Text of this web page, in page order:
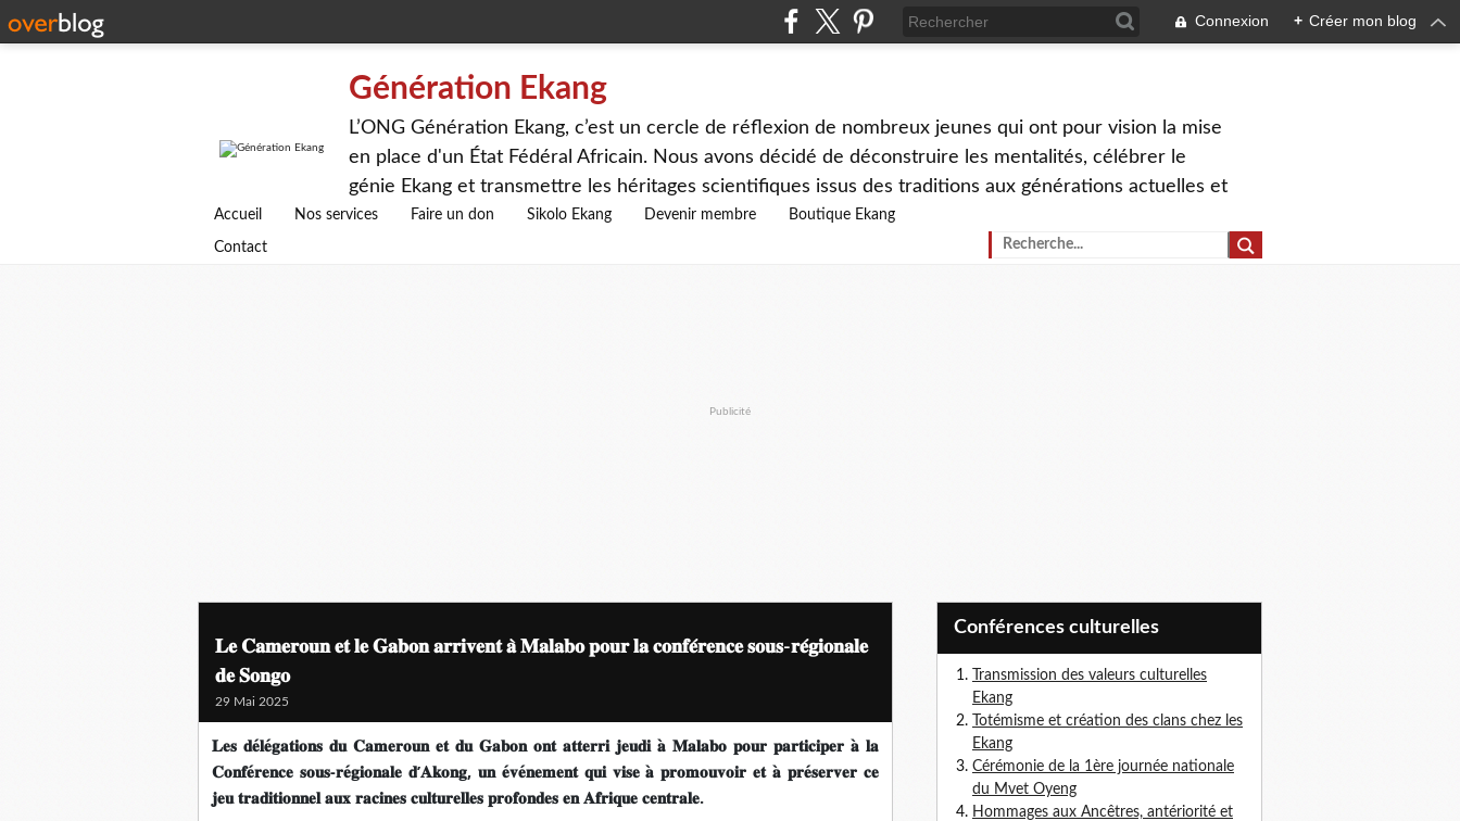
Connexion + Créer mon blog
Génération Ekang
L’ONG Génération Ekang, c’est un cercle de réflexion de nombreux jeunes qui ont pour vision la mise
en place d'un État Fédéral Africain. Nous avons décidé de déconstruire les mentalités, célébrer le
génie Ekang et transmettre les héritages scientifiques issus des traditions aux générations actuelles et
avenirs.
Accueil Nos services Faire un don Sikolo Ekang Devenir membre Boutique Ekang
Contact
Publicité
𝐋𝐞 𝐂𝐚𝐦𝐞𝐫𝐨𝐮𝐧 𝐞𝐭 𝐥𝐞 𝐆𝐚𝐛𝐨𝐧 𝐚𝐫𝐫𝐢𝐯𝐞𝐧𝐭 𝐚̀ 𝐌𝐚𝐥𝐚𝐛𝐨 𝐩𝐨𝐮𝐫 𝐥𝐚 𝐜𝐨𝐧𝐟𝐞́𝐫𝐞𝐧𝐜𝐞 𝐬𝐨𝐮𝐬-𝐫𝐞́𝐠𝐢𝐨𝐧𝐚𝐥𝐞
𝐝𝐞 𝐒𝐨𝐧𝐠𝐨
29 Mai 2025
𝐋𝐞𝐬 𝐝𝐞𝐥𝐞𝐠𝐚𝐭𝐢𝐨𝐧𝐬 𝐝𝐮 𝐂𝐚𝐦𝐞𝐫𝐨𝐮𝐧 𝐞𝐭 𝐝𝐮 𝐆𝐚𝐛𝐨𝐧 𝐨𝐧𝐭 𝐚𝐭𝐭𝐞𝐫𝐫𝐢 𝐣𝐞𝐮𝐝𝐢 𝐚 𝐌𝐚𝐥𝐚𝐛𝐨 𝐩𝐨𝐮𝐫 𝐩𝐚𝐫𝐭𝐢𝐜𝐢𝐩𝐞𝐫 𝐚 𝐥𝐚
𝐂𝐨𝐧𝐟𝐞𝐫𝐞𝐧𝐜𝐞 𝐬𝐨𝐮𝐬-𝐫𝐞𝐠𝐢𝐨𝐧𝐚𝐥𝐞 𝐝’𝐀𝐤𝐨𝐧𝐠, 𝐮𝐧 𝐞𝐯𝐞𝐧𝐞𝐦𝐞𝐧𝐭 𝐪𝐮𝐢 𝐯𝐢𝐬𝐞 𝐚 ̀𝐩𝐫𝐨𝐦𝐨𝐮𝐯𝐨𝐢𝐫 𝐞𝐭 𝐚 ̀𝐩𝐫𝐞𝐬𝐞𝐫𝐯𝐞𝐫 𝐜𝐞
𝐣𝐞𝐮 𝐭𝐫𝐚𝐝𝐢𝐭𝐢𝐨𝐧𝐧𝐞𝐥 𝐚𝐮𝐱 𝐫𝐚𝐜𝐢𝐧𝐞𝐬 𝐜𝐮𝐥𝐭𝐮𝐫𝐞𝐥𝐥𝐞𝐬 𝐩𝐫𝐨𝐟𝐨𝐧𝐝𝐞𝐬 𝐞𝐧 𝐀𝐟𝐫𝐢𝐪𝐮𝐞 𝐜𝐞𝐧𝐭𝐫𝐚𝐥𝐞.
Conférences culturelles
Transmission des valeurs culturelles
Ekang
Totémisme et création des clans chez les
Ekang
Cérémonie de la 1ère journée nationale
du Mvet Oyeng
Hommages aux Ancêtres, antériorité et